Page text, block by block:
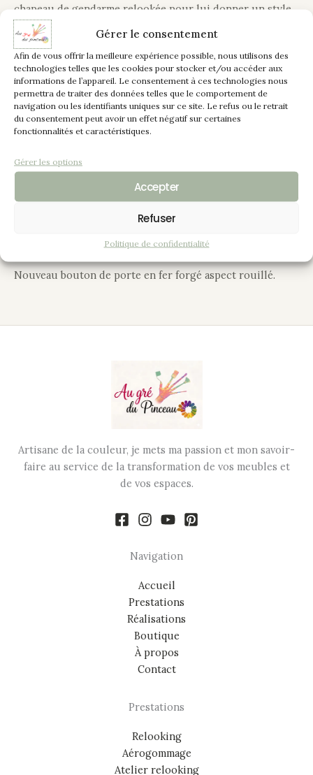
Gérer le consentement
Afin de vous offrir la meilleure expérience possible, nous utilisons des
technologies telles que les cookies pour stocker et/ou accéder aux
informations de l’appareil. Le consentement à ces technologies nous
permettra de traiter des données telles que le comportement de
navigation ou les identifiants uniques sur ce site. Le refus ou le retrait
du consentement peut avoir un effet négatif sur certaines
fonctionnalités et caractéristiques.
Gérer les options
Accepter
Refuser
Politique de confidentialité
chapeau de gendarme relookée pour lui donner un style
plus cocooning.
Après une préparation soignée, les étagères vitrées ont
été enlevées et remplacées par des planchettes en bois
qui ont été peintes comme l’ensemble du meuble.
Application d’une peinture “chalk paint” de couleur “Lin”
souvent associée à un style rustique chic, campagne chic,
cottage. Application d’une cire liquide lustrée au chiffon
doux afin de protéger et sublimer le meuble.
Application de motifs losanges sur le fond de la la vitrine
en peinture de couleur “Chamois”.
Nouveau bouton de porte en fer forgé aspect rouillé.
Artisane de la couleur, je mets ma passion et mon savoir-
faire au service de la transformation de vos meubles et
de vos espaces.
Navigation
Accueil
Prestations
Réalisations
Boutique
À propos
Contact
Prestations
Relooking
Aérogommage
Atelier relooking